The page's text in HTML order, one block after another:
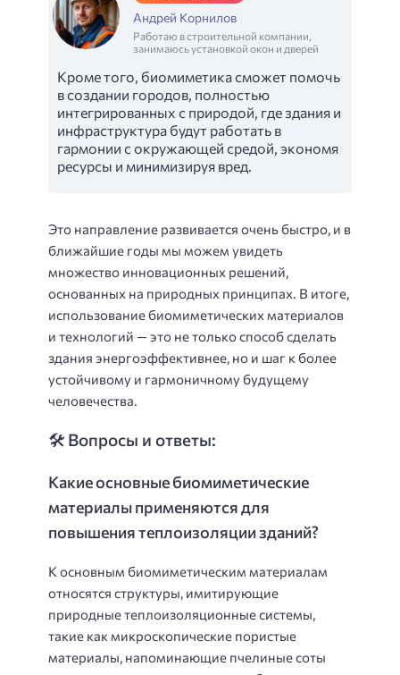
Андрей Корнилов
Работаю в строительной компании,
занимаюсь установкой окон и дверей
Кроме того, биомиметика сможет помочь
в создании городов, полностью
интегрированных с природой, где здания и
инфраструктура будут работать в
гармонии с окружающей средой, экономя
ресурсы и минимизируя вред.
Это направление развивается очень быстро, и в
ближайшие годы мы можем увидеть
множество инновационных решений,
основанных на природных принципах. В итоге,
использование биомиметических материалов
и технологий — это не только способ сделать
здания энергоэффективнее, но и шаг к более
устойчивому и гармоничному будущему
человечества.
🛠️ Вопросы и ответы:
Какие основные биомиметические
материалы применяются для
повышения теплоизоляции зданий?
К основным биомиметическим материалам
относятся структуры, имитирующие
природные теплоизоляционные системы,
такие как микроскопические пористые
материалы, напоминающие пчелиные соты